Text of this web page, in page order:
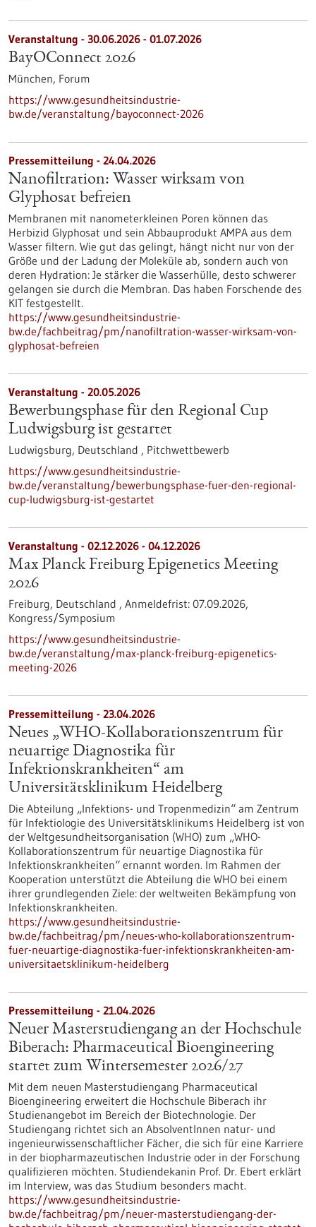
Veranstaltung - 30.06.2026 - 01.07.2026
BayOConnect 2026
München, Forum
https://www.gesundheitsindustrie-
bw.de/veranstaltung/bayoconnect-2026
Pressemitteilung - 24.04.2026
Nanofiltration: Wasser wirksam von
Glyphosat befreien
Membranen mit nanometerkleinen Poren können das
Herbizid Glyphosat und sein Abbauprodukt AMPA aus dem
Wasser filtern. Wie gut das gelingt, hängt nicht nur von der
Größe und der Ladung der Moleküle ab, sondern auch von
deren Hydration: Je stärker die Wasserhülle, desto schwerer
gelangen sie durch die Membran. Das haben Forschende des
KIT festgestellt.
https://www.gesundheitsindustrie-
bw.de/fachbeitrag/pm/nanofiltration-wasser-wirksam-von-
glyphosat-befreien
Veranstaltung - 20.05.2026
Bewerbungsphase für den Regional Cup
Ludwigsburg ist gestartet
Ludwigsburg, Deutschland , Pitchwettbewerb
https://www.gesundheitsindustrie-
bw.de/veranstaltung/bewerbungsphase-fuer-den-regional-
cup-ludwigsburg-ist-gestartet
Veranstaltung - 02.12.2026 - 04.12.2026
Max Planck Freiburg Epigenetics Meeting
2026
Freiburg, Deutschland , Anmeldefrist: 07.09.2026,
Kongress/Symposium
https://www.gesundheitsindustrie-
bw.de/veranstaltung/max-planck-freiburg-epigenetics-
meeting-2026
Pressemitteilung - 23.04.2026
Neues „WHO-Kollaborationszentrum für
neuartige Diagnostika für
Infektionskrankheiten“ am
Universitätsklinikum Heidelberg
Die Abteilung „Infektions- und Tropenmedizin“ am Zentrum
für Infektiologie des Universitätsklinikums Heidelberg ist von
der Weltgesundheitsorganisation (WHO) zum „WHO-
Kollaborationszentrum für neuartige Diagnostika für
Infektionskrankheiten“ ernannt worden. Im Rahmen der
Kooperation unterstützt die Abteilung die WHO bei einem
ihrer grundlegenden Ziele: der weltweiten Bekämpfung von
Infektionskrankheiten.
https://www.gesundheitsindustrie-
bw.de/fachbeitrag/pm/neues-who-kollaborationszentrum-
fuer-neuartige-diagnostika-fuer-infektionskrankheiten-am-
universitaetsklinikum-heidelberg
Pressemitteilung - 21.04.2026
Neuer Masterstudiengang an der Hochschule
Biberach: Pharmaceutical Bioengineering
startet zum Wintersemester 2026/27
Mit dem neuen Masterstudiengang Pharmaceutical
Bioengineering erweitert die Hochschule Biberach ihr
Studienangebot im Bereich der Biotechnologie. Der
Studiengang richtet sich an AbsolventInnen natur- und
ingenieurwissenschaftlicher Fächer, die sich für eine Karriere
in der biopharmazeutischen Industrie oder in der Forschung
qualifizieren möchten. Studiendekanin Prof. Dr. Ebert erklärt
im Interview, was das Studium besonders macht.
https://www.gesundheitsindustrie-
bw.de/fachbeitrag/pm/neuer-masterstudiengang-der-